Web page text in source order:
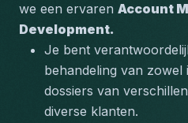
we een ervaren Account
Development.
Je bent
behandeling van
dossiers van
diverse klanten.